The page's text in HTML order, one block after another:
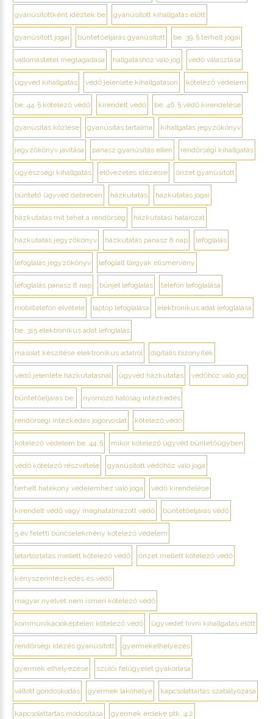
gyanúsítottként idéztek be gyanúsított kihallgatás előtt
gyanúsított jogai büntetőeljárás gyanúsított be. 39. § terhelt jogai
vallomástétel megtagadása hallgatáshoz való jog védő választása
ügyvéd kihallgatás védő jelenléte kihallgatáson kötelező védelem
be. 44. § kötelező védő kirendelt védő be. 46. § védő kirendelése
gyanúsítás közlése gyanúsítás tartalma kihallgatás jegyzőkönyv
jegyzőkönyv javítása panasz gyanúsítás ellen rendőrségi kihallgatás
ügyészségi kihallgatás elővezetés idézésre őrizet gyanúsított
büntető ügyvéd debrecen házkutatás házkutatás jogai
házkutatás mit tehet a rendőrség házkutatási határozat
házkutatás jegyzőkönyv házkutatás panasz 8 nap lefoglalás
lefoglalás jegyzőkönyv lefoglalt tárgyak elismervény
lefoglalás panasz 8 nap bűnjel lefoglalás telefon lefoglalása
mobiltelefon elvétele laptop lefoglalása elektronikus adat lefoglalása
be. 315 elektronikus adat lefoglalás
másolat készítése elektronikus adatról digitális bizonyíték
védő jelenléte házkutatásnál ügyvéd házkutatás védőhöz való jog
büntetőeljárás be. nyomozó hatóság intézkedés
rendőrségi intézkedés jogorvoslat kötelező védő
kötelező védelem be. 44. § mikor kötelező ügyvéd büntetőügyben
védő kötelező részvétele gyanúsított védőhöz való joga
terhelt hatékony védelemhez való joga védő kirendelése
kirendelt védő vagy meghatalmazott védő büntetőeljárás védő
5 év feletti bűncselekmény kötelező védelem
letartóztatás mellett kötelező védő őrizet mellett kötelező védő
kényszerintézkedés és védő
magyar nyelvet nem ismeri kötelező védő
kommunikációképtelen kötelező védő ügyvédet hívni kihallgatás előtt
rendőrségi idézés gyanúsított gyermekelhelyezés
gyermek elhelyezése szülői felügyelet gyakorlása
váltott gondoskodás gyermek lakóhelye kapcsolattartás szabályozása
kapcsolattartás módosítása gyermek érdeke ptk. 4:2